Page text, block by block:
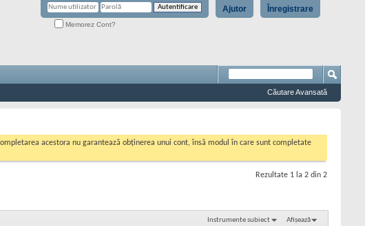
Înregistrare
Ajutor
Memorez Cont?
Căutare Avansată
acestora nu garantează obținerea unui cont, însă modul în care sunt completate
Rezultate 1 la 2 din 2
Instrumente subiect Afișează